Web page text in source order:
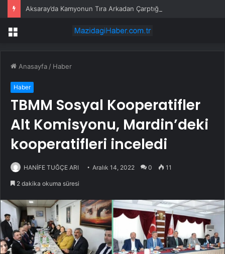
Menü
Anasayfa / Haber
Haber
TBMM Sosyal Kooperatifler
Alt Komisyonu, Mardin’deki
kooperatifleri inceledi
HANİFE TUĞÇE ARI Aralık 14, 2022 0 11
2 dakika okuma süresi